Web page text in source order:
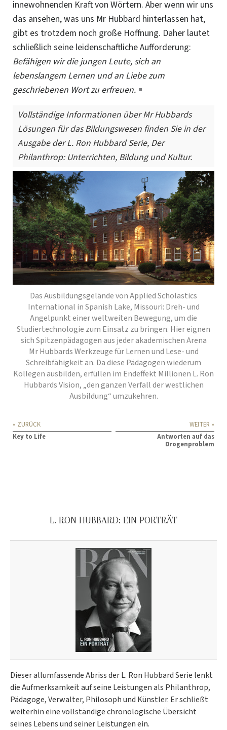
innewohnenden Kraft von Wörtern. Aber wenn wir uns
das ansehen, was uns Mr Hubbard hinterlassen hat,
gibt es trotzdem noch große Hoffnung. Daher lautet
schließlich seine leidenschaftliche Aufforderung:
Befähigen wir die jungen Leute, sich an
lebenslangem Lernen und an Liebe zum
geschriebenen Wort zu erfreuen.
Vollständige Informationen über Mr Hubbards
Lösungen für das Bildungswesen finden Sie in der
Ausgabe der L. Ron Hubbard Serie, Der
Philanthrop: Unterrichten, Bildung und Kultur.
Das Ausbildungsgelände von Applied Scholastics
International inSpanish Lake, Missouri: Dreh- und
Angelpunkt einer weltweiten Bewegung, um die
Studiertechnologie zum Einsatz zu bringen. Hier eignen
sich Spitzenpädagogen aus jeder akademischen Arena
Mr Hubbards Werkzeuge für Lernen und Lese- und
Schreibfähigkeit an. Da diese Pädagogen wiederum
Kollegen ausbilden, erfüllen im Endeffekt Millionen L. Ron
Hubbards Vision, „den ganzen Verfall der westlichen
Ausbildung“ umzukehren.
« ZURÜCK
Key to Life
WEITER »
Antworten auf das
Drogenproblem
L. RON HUBBARD: EIN PORTRÄT
Dieser allumfassende Abriss der L. Ron Hubbard Serie lenkt
die Aufmerksamkeit auf seine Leistungen als Philanthrop,
Pädagoge, Verwalter, Philosoph und Künstler. Er schließt
weiterhin eine vollständige chronologische Übersicht
seines Lebens und seiner Leistungen ein.